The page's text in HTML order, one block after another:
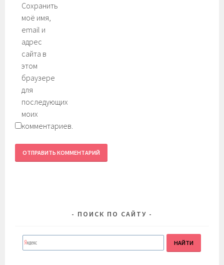
Сохранить
моё имя,
email и
адрес
сайта в
этом
браузере
для
последующих
моих
комментариев.
ПОИСК ПО САЙТУ